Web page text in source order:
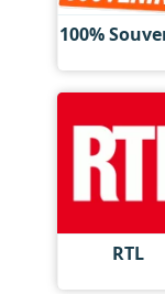
100%
RTL